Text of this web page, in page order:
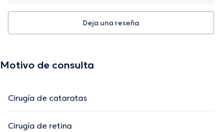
Deja una reseña
Motivo de consulta
Cirugía de cataratas
Cirugía de retina